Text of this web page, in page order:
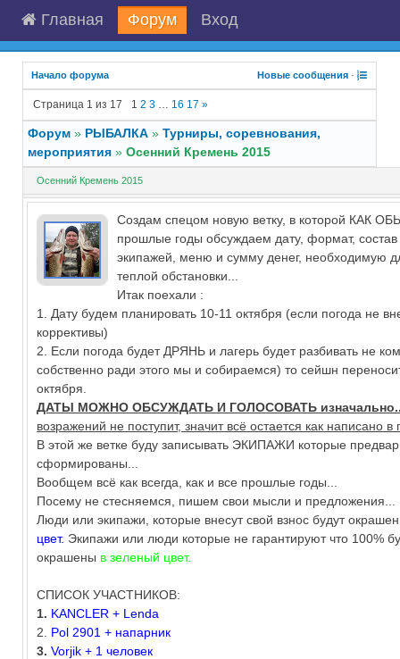
Главная Форум Вход
Начало форума Новые сообщения ·
Страница 1 из 17 1 2 3 … 16 17 »
Форум » РЫБАЛКА » Турниры, соревнования,
мероприятия » Осенний Кремень 2015
Осенний Кремень 2015
Создам спецом новую ветку, в которой КАК
прошлые годы обсуждаем дату, формат, состав
экипажей, меню и сумму денег, необходимую
теплой обстановки...
Итак поехали :
1. Дату будем планировать 10-11 октября (если погода не
коррективы)
2. Если погода будет ДРЯНЬ и лагерь будет разбивать не
собственно ради этого мы и собираемся) то сейшн
октября.
ДАТЫ МОЖНО ОБСУЖДАТЬ И ГОЛОСОВАТЬ
возражений не поступит, значит всё остается как написано
В этой же ветке буду записывать ЭКИПАЖИ которые
сформированы...
Вообщем всё как всегда, как и все прошлые годы...
Посему не стесняемся, пишем свои мысли и предложения...
Люди или экипажи, которые внесут свой взнос будут
цвет. Экипажи или люди которые не гарантируют что 100%
окрашены в зеленый цвет.
СПИСОК УЧАСТНИКОВ:
1. KANCLER + Lenda
2. Pol 2901 + напарник
3. Vorjik + 1 человек